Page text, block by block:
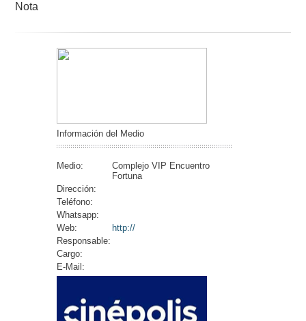
Nota
Información del Medio
Medio:
Complejo VIP Encuentro
Fortuna
Dirección:
Teléfono:
Whatsapp:
Web:
http://
Responsable:
Cargo:
E-Mail: